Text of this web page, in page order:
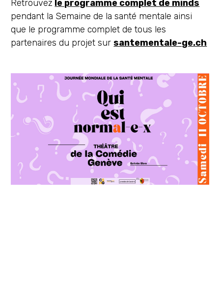
Retrouvez le programme complet de minds
pendant la Semaine de la santé mentale ainsi
que le programme complet de tous les
partenaires du projet sursantementale-ge.ch